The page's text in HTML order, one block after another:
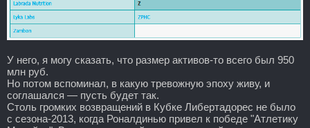
У него, я могу сказать, что размер активов-то всего был 950
млн руб.
Но потом вспоминал, в какую тревожную эпоху живу, и
соглашался — пусть будет так.
Столь громких возвращений в Кубке Либертадорес не было
с сезона-2013, когда Роналдинью привел к победе "Атлетику